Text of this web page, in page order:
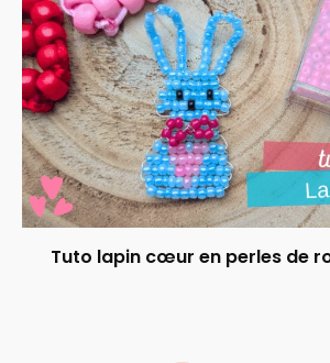
Tuto lapin cœur en perles de